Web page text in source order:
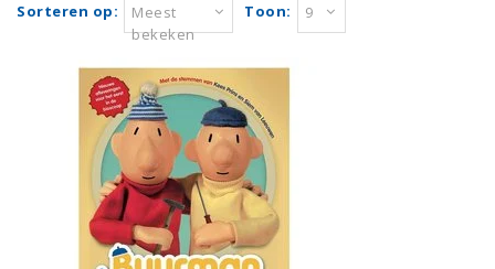
Sorteren op:
Meest
bekeken
Toon: 9